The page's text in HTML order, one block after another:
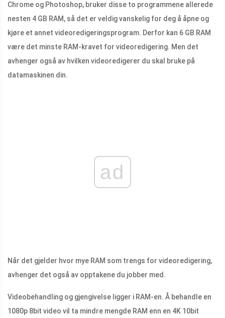
Chrome og Photoshop, bruker disse to programmene allerede
nesten 4 GB RAM, så det er veldig vanskelig for deg å åpne og
kjøre et annet videoredigeringsprogram. Derfor kan 6 GB RAM
være det minste RAM-kravet for videoredigering. Men det
avhenger også av hvilken videoredigerer du skal bruke på
datamaskinen din.
ad
Når det gjelder hvor mye RAM som trengs for videoredigering,
avhenger det også av opptakene du jobber med.
Videobehandling og gjengivelse ligger i RAM-en. Å behandle en
1080p 8bit video vil ta mindre mengde RAM enn en 4K 10bit